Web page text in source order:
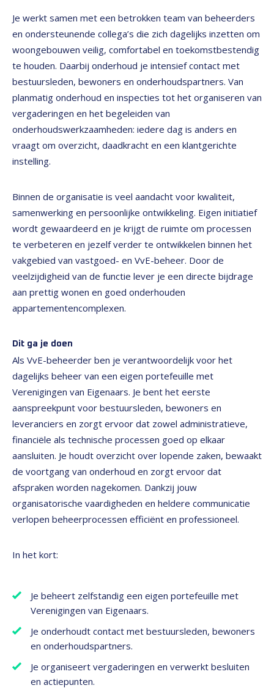
Je werkt samen met een betrokken team van beheerders
en ondersteunende collega’s die zich dagelijks inzetten om
woongebouwen veilig, comfortabel en toekomstbestendig
te houden. Daarbij onderhoud je intensief contact met
bestuursleden, bewoners en onderhoudspartners. Van
planmatig onderhoud en inspecties tot het organiseren van
vergaderingen en het begeleiden van
onderhoudswerkzaamheden: iedere dag is anders en
vraagt om overzicht, daadkracht en een klantgerichte
instelling.
Binnen de organisatie is veel aandacht voor kwaliteit,
samenwerking en persoonlijke ontwikkeling. Eigen initiatief
wordt gewaardeerd en je krijgt de ruimte om processen
te verbeteren en jezelf verder te ontwikkelen binnen het
vakgebied van vastgoed- en VvE-beheer. Door de
veelzijdigheid van de functie lever je een directe bijdrage
aan prettig wonen en goed onderhouden
appartementencomplexen.
Dit ga je doen
Als VvE-beheerder ben je verantwoordelijk voor het
dagelijks beheer van een eigen portefeuille met
Verenigingen van Eigenaars. Je bent het eerste
aanspreekpunt voor bestuursleden, bewoners en
leveranciers en zorgt ervoor dat zowel administratieve,
financiële als technische processen goed op elkaar
aansluiten. Je houdt overzicht over lopende zaken, bewaakt
de voortgang van onderhoud en zorgt ervoor dat
afspraken worden nagekomen. Dankzij jouw
organisatorische vaardigheden en heldere communicatie
verlopen beheerprocessen efficiënt en professioneel.
In het kort:
Je beheert zelfstandig een eigen portefeuille met
Verenigingen van Eigenaars.
Je onderhoudt contact met bestuursleden, bewoners
en onderhoudspartners.
Je organiseert vergaderingen en verwerkt besluiten
en actiepunten.